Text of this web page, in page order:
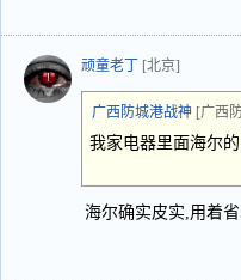
顽童老丁 [北京]
广西防城港战神 [广西
我家电器里面海尔
海尔确实皮实,用着